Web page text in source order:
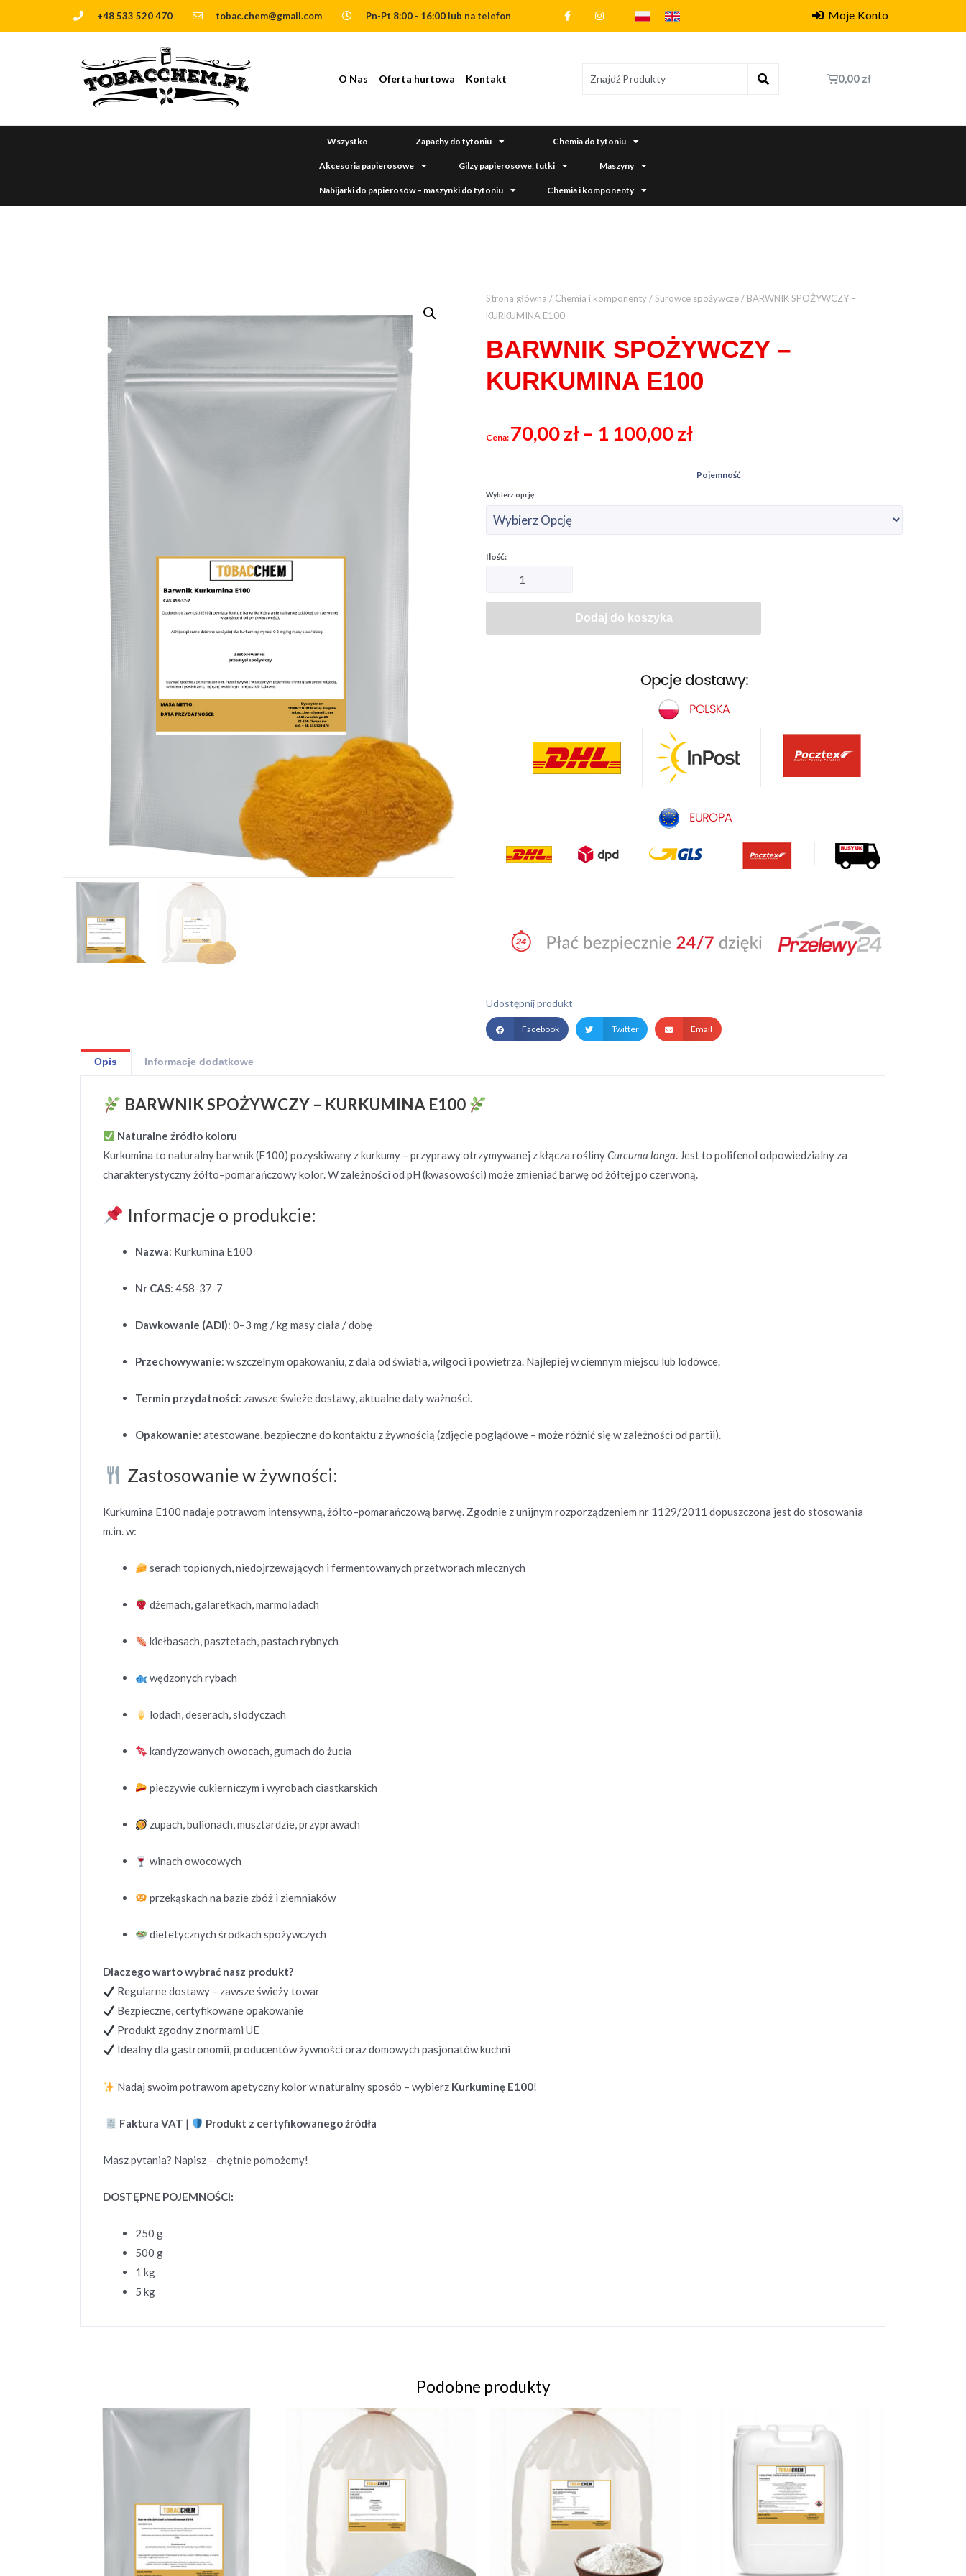
+48 533 520 470 tobac.chem@gmail.com Pn-Pt 8:00 - 16:00 lub na telefon Moje Konto
O Nas Oferta hurtowa Kontakt 0,00 zł
Wszystko Zapachy do tytoniu Chemia do tytoniu
Akcesoria papierosowe Gilzy papierosowe, tutki Maszyny
Nabijarki do papierosów – maszynki do tytoniu Chemia i komponenty
Strona główna / Chemia i komponenty/Surowce spożywcze/ BARWNIK SPOŻYWCZY –
KURKUMINA E100
BARWNIK SPOŻYWCZY –
KURKUMINA E100
70,00zł – 1 100,00zł
Pojemność
Dodaj do koszyka
Udostępnij produkt
Facebook Twitter Email
Opis Informacje dodatkowe
BARWNIK SPOŻYWCZY – KURKUMINA E100
Naturalne źródło koloru
Kurkumina to naturalny barwnik (E100) pozyskiwany z kurkumy – przyprawy otrzymywanej z kłącza roślinyCurcuma longa. Jest to polifenol odpowiedzialny za
charakterystyczny żółto–pomarańczowy kolor. W zależności od pH (kwasowości) może zmieniać barwę od żółtej po czerwoną.
Informacje o produkcie:
Nazwa: Kurkumina E100
Nr CAS: 458-37-7
Dawkowanie (ADI): 0–3 mg / kg masy ciała / dobę
Przechowywanie: w szczelnym opakowaniu, z dala od światła, wilgoci i powietrza. Najlepiej w ciemnym miejscu lub lodówce.
Termin przydatności: zawsze świeże dostawy, aktualne daty ważności.
Opakowanie: atestowane, bezpieczne do kontaktu z żywnością (zdjęcie poglądowe – może różnić się w zależności od partii).
Zastosowanie w żywności:
Kurkumina E100 nadaje potrawom intensywną, żółto–pomarańczową barwę. Zgodnie z unijnym rozporządzeniem nr 1129/2011 dopuszczona jest do stosowania
m.in. w:
serach topionych, niedojrzewających i fermentowanych przetworach mlecznych
dżemach, galaretkach, marmoladach
kiełbasach, pasztetach, pastach rybnych
wędzonych rybach
lodach, deserach, słodyczach
kandyzowanych owocach, gumach do żucia
pieczywie cukierniczym i wyrobach ciastkarskich
zupach, bulionach, musztardzie, przyprawach
winach owocowych
przekąskach na bazie zbóż i ziemniaków
dietetycznych środkach spożywczych
Dlaczego warto wybrać nasz produkt?
Regularne dostawy – zawsze świeży towar
Bezpieczne, certyfikowane opakowanie
Produkt zgodny z normami UE
Idealny dla gastronomii, producentów żywności oraz domowych pasjonatów kuchni
Nadaj swoim potrawom apetyczny kolor w naturalny sposób – wybierz Kurkuminę E100!
Faktura VAT | Produkt z certyfikowanego źródła
Masz pytania? Napisz – chętnie pomożemy!
DOSTĘPNE POJEMNOŚCI:
250 g
500 g
1 kg
5 kg
Podobne produkty